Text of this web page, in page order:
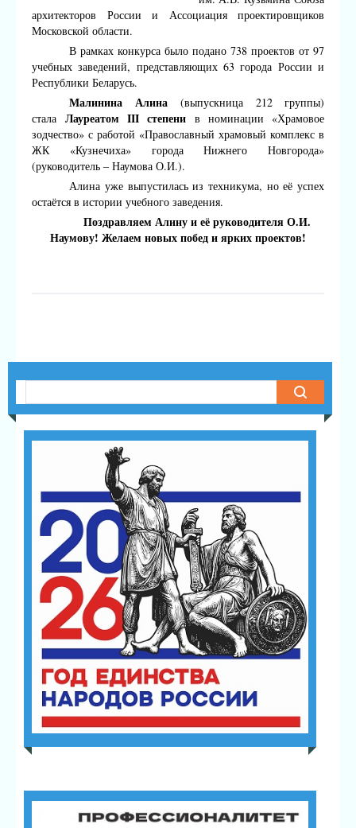
архитекторов России и Ассоциация проектировщиков
Московской области.
В рамках конкурса было подано 738 проектов от 97
учебных заведений, представляющих 63 города России и
Республики Беларусь.
Малинина Алина(выпускница 212 группы)
стала Лауреатом III степени в номинации «Храмовое
зодчество» с работой «Православный храмовый комплекс в
ЖК «Кузнечиха» города Нижнего Новгорода»
(руководитель – Наумова О.И.).
Алина уже выпустилась из техникума, но её успех
остаётся в истории учебного заведения.
Поздравляем Алину и её руководителя О.И.
Наумову! Желаем новых побед и ярких проектов!